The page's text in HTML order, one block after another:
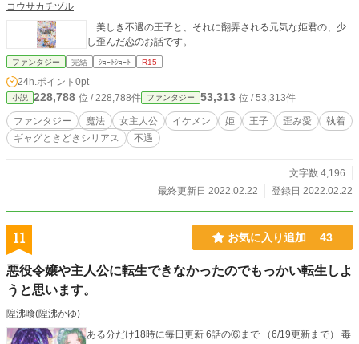
コウサカチヅル
美しき不遇の王子と、それに翻弄される元気な姫君の、少
し歪んだ恋のお話です。
ファンタジー 完結 ｼｮｰﾄｼｮｰﾄ R15
24h.ポイント 0pt
小説 228,788 位 / 228,788件 ファンタジー 53,313 位 / 53,313件
ファンタジー 魔法 女主人公 イケメン 姫 王子 歪み愛
執着
ギャグときどきシリアス
不遇
文字数 4,196
最終更新日 2022.02.22
登録日 2022.02.22
11 お気に入り追加 43
悪役令嬢や主人公に転生できなかったのでもっかい転生しよ
うと思います。
隍沸喰(隍沸かゆ)
ある分だけ18時に毎日更新 6話の⑥まで （6/19更新まで） 毒